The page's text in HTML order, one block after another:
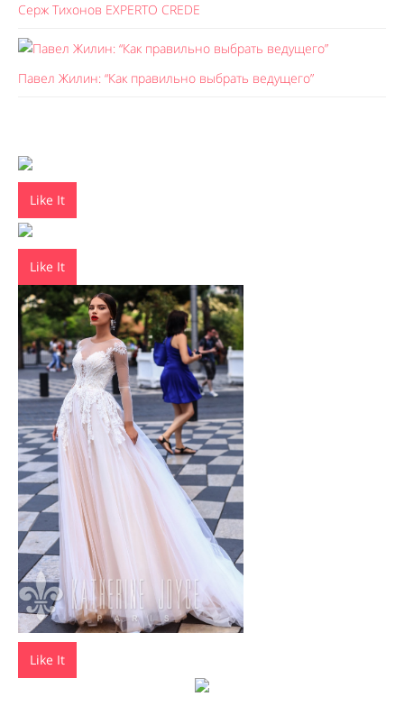
Серж Тихонов EXPERTO CREDE
Павел Жилин: “Как правильно выбрать ведущего”
Like It
Like It
Like It